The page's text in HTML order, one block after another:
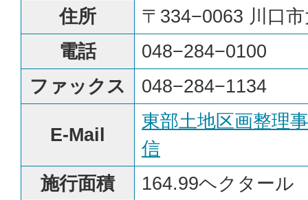
住所
〒334−0063 川口
電話
048−284−0100
ファックス
048−284−1134
E-Mail
東部土地区画整理
信
施行面積
164.99ヘクタール